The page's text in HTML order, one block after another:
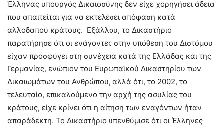
Έλληνας υπουργός Δικαιοσύνης δεν είχε χορηγήσει άδεια
που απαιτείται για να εκτελέσει απόφαση κατά
αλλοδαπού κράτους. Εξάλλου, το Δικαστήριο
παρατήρησε ότι οι ενάγοντες στην υπόθεση του Διστόμου
είχαν προσφύγει στη συνέχεια κατά της Ελλάδας και της
Γερμανίας, ενώπιον του Ευρωπαϊκού Δικαστηρίου των
Δικαιωμάτων του Ανθρώπου, αλλά ότι, το 2002, το
τελευταίο, επικαλούμενο την αρχή της ασυλίας του
κράτους, είχε κρίνει ότι η αίτηση των εναγόντων ήταν
απαράδεκτη. Το Δικαστήριο υπενθύμισε ότι οι Έλληνες